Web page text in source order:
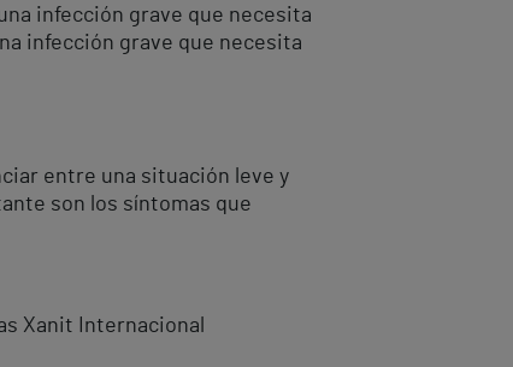
infección grave que necesita
infección grave que necesita
entre una situación leve y
son los síntomas que
Xanit Internacional